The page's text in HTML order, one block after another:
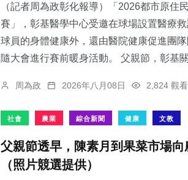
（記者周為政彰化報導）「2026都市原住
賽」，彰基醫學中心受邀在球場設置醫療
球員的身體健康外，還由醫院健康促進團
隨大會進行賽前暖身活動。 父親節，彰基
周為政 2026年八月08日 2,824 觀看
社會 農業 綜合新聞 健康 文教
父親節透早，陳素月到果菜市場向
（照片競選提供）